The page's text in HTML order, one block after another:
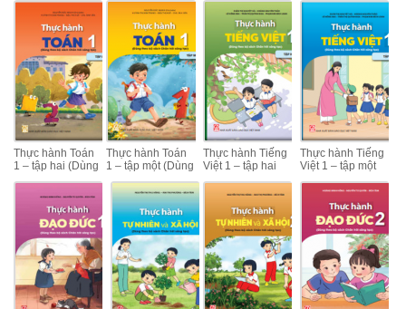
Chân trời sáng
Chân trời sáng
sách Chân trời
sáng tạo)
sách Chân trời
sáng tạo)
Thực hành Toán
1 – tập hai (Dùng
theo bộ sách
Thực hành Toán
1 – tập một (Dùng
theo bộ sách
Chân trời sáng
tạo)
Thực hành Tiếng
Việt 1 – tập hai
(Dùng theo bộ
sách Chân trời
sáng tạo)
Thực hành Tiếng
Việt 1 – tập một
(Dùng theo bộ
sách Chân trời
sáng tạo)